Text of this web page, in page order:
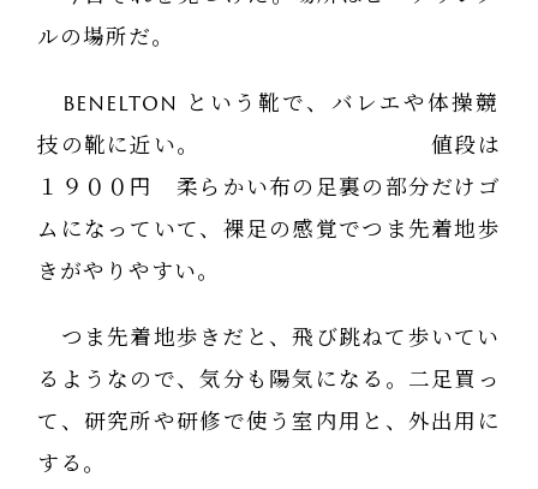
ルの場所だ。
benelton という靴で、バレエや体操競
技の靴に近い。 値段は
１９００円 柔らかい布の足裏の部分だけゴ
ムになっていて、裸足の感覚でつま先着地歩
きがやりやすい。
つま先着地歩きだと、飛び跳ねて歩いてい
るようなので、気分も陽気になる。二足買っ
て、研究所や研修で使う室内用と、外出用に
する。